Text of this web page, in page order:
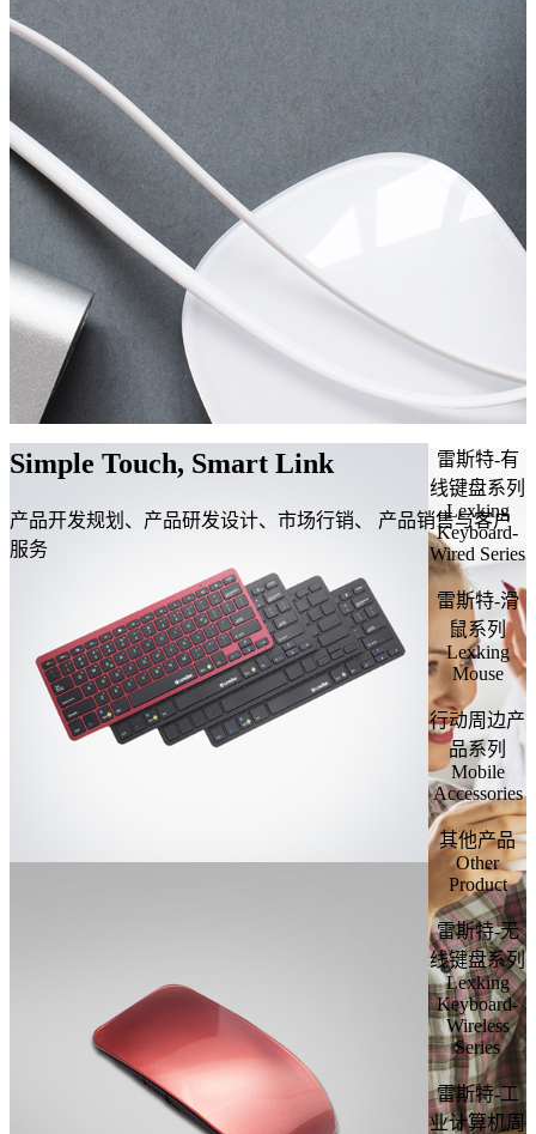
Simple Touch, Smart Link
产品开发规划、产品研发设计、市场行销、 产品销售与客户
服务
雷斯特-有
线键盘系列
Lexking
Keyboard-
Wired Series
雷斯特-滑
鼠系列
Lexking
Mouse
行动周边产
品系列
Mobile
Accessories
其他产品
Other
Product
雷斯特-无
线键盘系列
Lexking
Keyboard-
Wireless
Series
雷斯特-工
业计算机周